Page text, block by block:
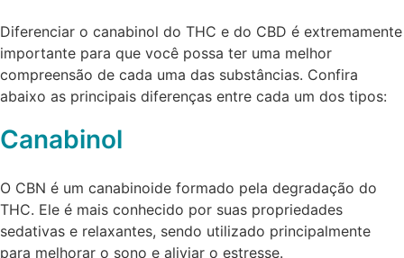
Diferenciar o canabinol do THC e do CBD é extremamente
importante para que você possa ter uma melhor
compreensão de cada uma das substâncias. Confira
abaixo as principais diferenças entre cada um dos tipos:
Canabinol
O CBN é um canabinoide formado pela degradação do
THC. Ele é mais conhecido por suas propriedades
sedativas e relaxantes, sendo utilizado principalmente
para melhorar o sono e aliviar o estresse.